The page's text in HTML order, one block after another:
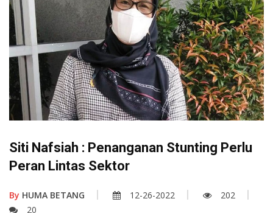
Siti Nafsiah : Penanganan Stunting Perlu
Peran Lintas Sektor
By HUMA BETANG 12-26-2022
202
20